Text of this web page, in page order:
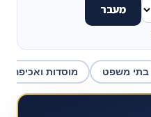
מעבר
בתי משפט מוסדות ואכיפה